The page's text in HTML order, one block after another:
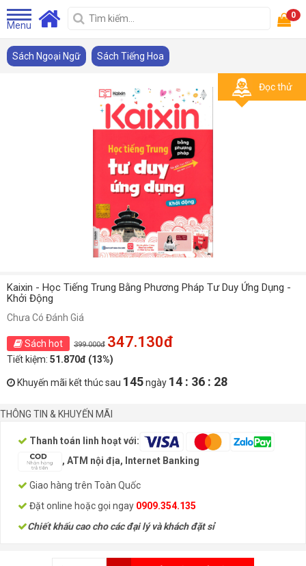
Menu
0
Sách Ngoại Ngữ Sách Tiếng Hoa
Đọc thử
Kaixin - Học Tiếng Trung Bằng Phương Pháp Tư Duy Ứng Dụng -
Khởi Động
Chưa Có Đánh Giá
Sách hot 399.000đ 347.130đ
Tiết kiệm: 51.870đ (13%)
Khuyến mãi kết thúc sau 145ngày 14 : 36 : 28
THÔNG TIN & KHUYẾN MÃI
Thanh toán linh hoạt với:
, ATM nội địa, Internet Banking
Giao hàng trên Toàn Quốc
Đặt online hoặc gọi ngay 0909.354.135
Chiết khấu cao cho các đại lý và khách đặt sỉ